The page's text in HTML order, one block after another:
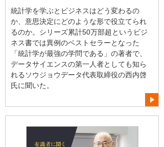
統計学を学ぶとビジネスはどう変わるの
か、意思決定にどのような形で役立てられ
るのか。シリーズ累計50万部超というビジ
ネス書では異例のベストセラーとなった
「統計学が最強の学問である」の著者で、
データサイエンスの第一人者としても知ら
れるソウジョウデータ代表取締役の西内啓
氏に聞いた。